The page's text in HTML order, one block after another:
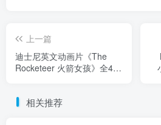
上一篇
迪士尼英文动画片《The
Rocketeer 火箭女孩》全43
相关推荐